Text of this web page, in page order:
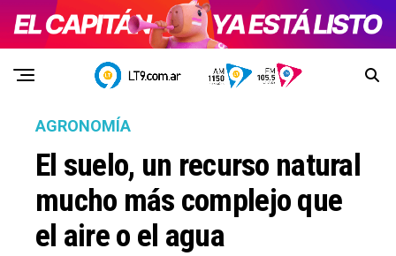
AGRONOMÍA
El suelo, un recurso natural
mucho más complejo que
el aire o el agua